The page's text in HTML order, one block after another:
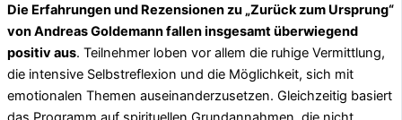
Die Erfahrungen und Rezensionen zu „Zurück zum Ursprung“
von Andreas Goldemann fallen insgesamt überwiegend
positiv aus. Teilnehmer loben vor allem die ruhige Vermittlung,
die intensive Selbstreflexion und die Möglichkeit, sich mit
emotionalen Themen auseinanderzusetzen. Gleichzeitig basiert